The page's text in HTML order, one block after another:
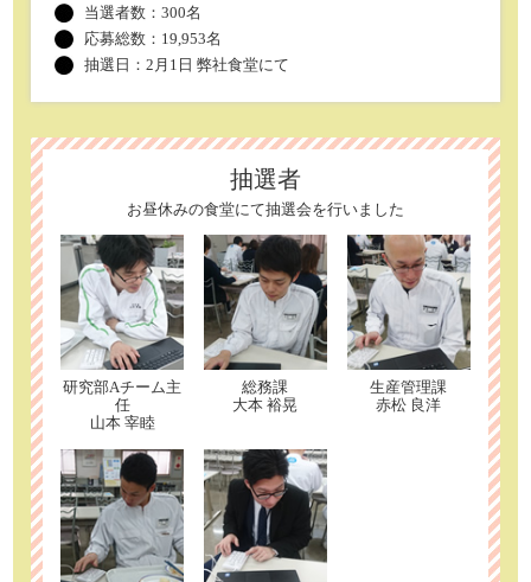
当選者数：300名
応募総数：19,953名
抽選日：2月1日 弊社食堂にて
抽選者
お昼休みの食堂にて抽選会を行いました
研究部Aチーム主
任
山本 宰睦
総務課
大本 裕晃
生産管理課
赤松 良洋